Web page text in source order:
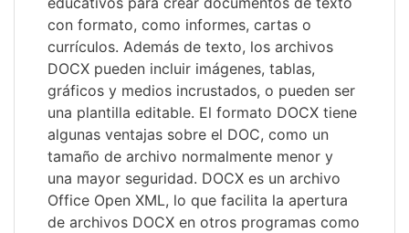
con formato, como informes, cartas o
currículos. Además de texto, los archivos
DOCX pueden incluir imágenes, tablas,
gráficos y medios incrustados, o pueden ser
una plantilla editable. El formato DOCX tiene
algunas ventajas sobre el DOC, como un
tamaño de archivo normalmente menor y
una mayor seguridad. DOCX es un archivo
Office Open XML, lo que facilita la apertura
de archivos DOCX en otros programas como